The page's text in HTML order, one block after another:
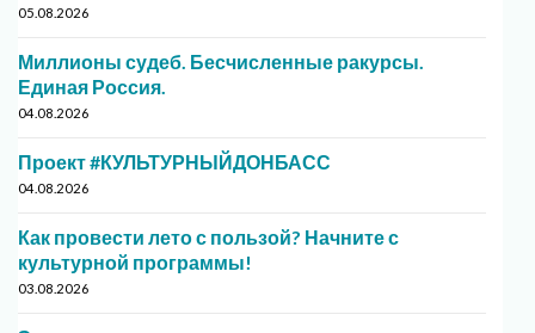
05.08.2026
Миллионы судеб. Бесчисленные ракурсы.
Единая Россия.
04.08.2026
Проект #КУЛЬТУРНЫЙДОНБАСС
04.08.2026
Как провести лето с пользой? Начните с
культурной программы!
03.08.2026